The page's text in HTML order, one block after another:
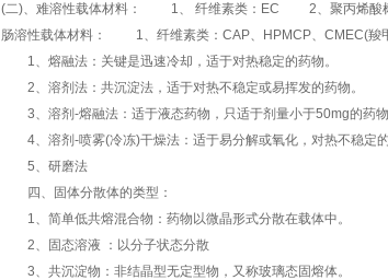
(二)、难溶性载体材料： 1、 纤维素类：EC 2、聚丙烯
肠溶性载体材料： 1、纤维素类：CAP、HPMCP、CMEC(
1、熔融法：关键是迅速冷却，适于对热稳定的药物。
2、溶剂法：共沉淀法，适于对热不稳定或易挥发的药物。
3、溶剂-熔融法：适于液态药物，只适于剂量小于50mg的药物
4、溶剂-喷雾(冷冻)干燥法：适于易分解或氧化，对热不稳定的
5、研磨法
四、固体分散体的类型：
1、简单低共熔混合物：药物以微晶形式分散在载体中。
2、固态溶液 ：以分子状态分散
3、共沉淀物：非结晶型无定型物，又称玻璃态固熔体。